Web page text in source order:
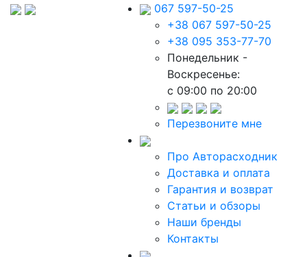
067 597-50-25
+38 067 597-50-25
+38 095 353-77-70
Понедельник -
Воскресенье:
c 09:00 по 20:00
Перезвоните мне
Про Авторасходник
Доставка и оплата
Гарантия и возврат
Статьи и обзоры
Наши бренды
Контакты